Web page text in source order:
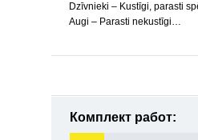
Dzīvnieki – Kustīgi, parasti
Augi – Parasti nekustīgi…
Комплект работ: